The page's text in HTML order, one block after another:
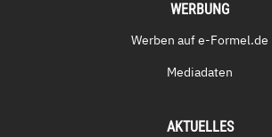
WERBUNG
Werben auf e-Formel.de
Mediadaten
AKTUELLES